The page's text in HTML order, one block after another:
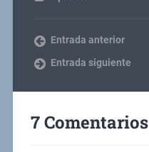
Entrada anterior
Entrada siguiente
7 Comentarios